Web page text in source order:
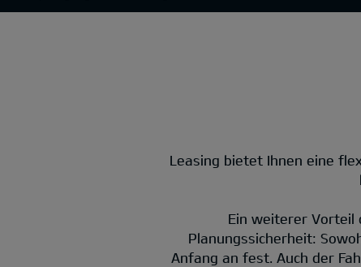
Leasing bietet Ihnen eine
Ein weiterer Vorteil
Planungssicherheit:
Anfang an fest. Auch der